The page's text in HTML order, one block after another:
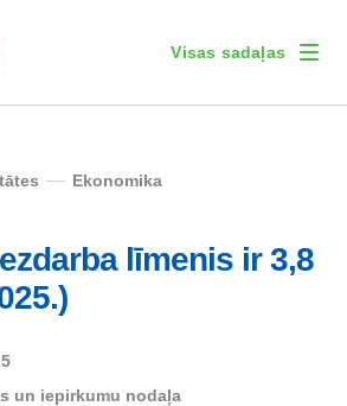
Visas sadaļas
Ekonomika
līmenis ir 3,8
un iepirkumu nodaļa